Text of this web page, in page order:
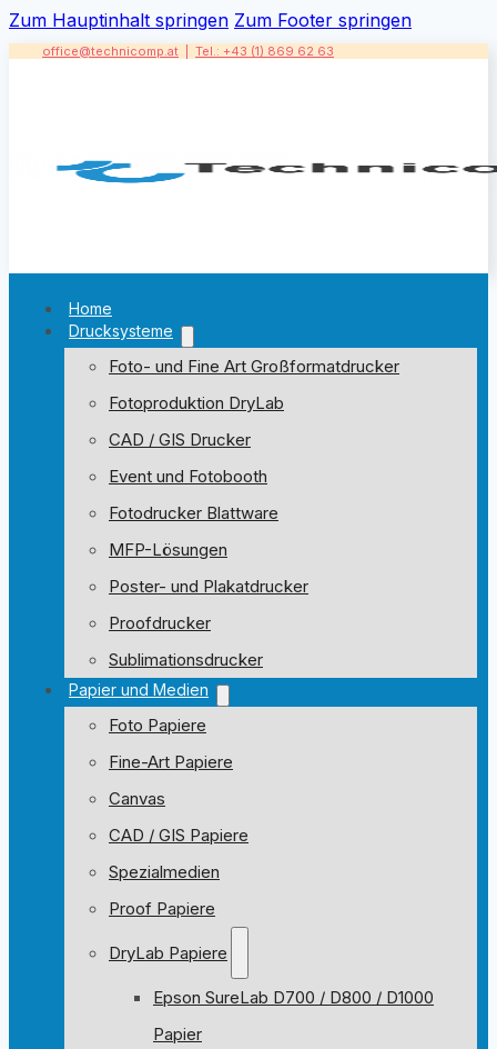
Zum Hauptinhalt springen Zum Footer springen
office@technicomp.at Tel.: +43 (1) 869 62 63
Home
Drucksysteme
Foto- und Fine Art Großformatdrucker
Fotoproduktion DryLab
CAD / GIS Drucker
Event und Fotobooth
Fotodrucker Blattware
MFP-Lösungen
Poster- und Plakatdrucker
Proofdrucker
Sublimationsdrucker
Papier und Medien
Foto Papiere
Fine-Art Papiere
Canvas
CAD / GIS Papiere
Spezialmedien
Proof Papiere
DryLab Papiere
Epson SureLab D700 / D800 / D1000
Papier